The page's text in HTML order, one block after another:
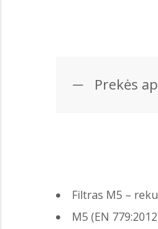
Prekės
Filtras M5 –
M5 (EN